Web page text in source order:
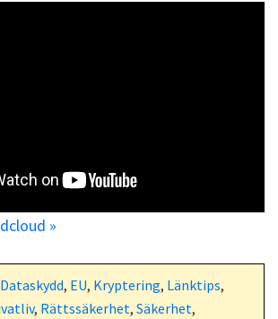
»
Dataskydd, EU, Kryptering, Länktips,
, Rättssäkerhet, Säkerhet,